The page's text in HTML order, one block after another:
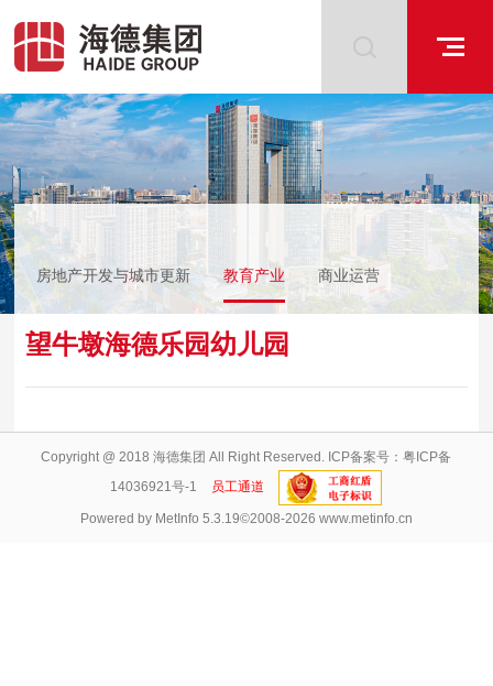
房地产开发与城市更新 教育产业 商业运营
其他业务
望牛墩海德乐园幼儿园
Copyright @ 2018 海德集团 All Right Reserved. ICP备案号：粤ICP备
14036921号-1
员工通道
Powered by MetInfo 5.3.19©2008-2026 www.metinfo.cn